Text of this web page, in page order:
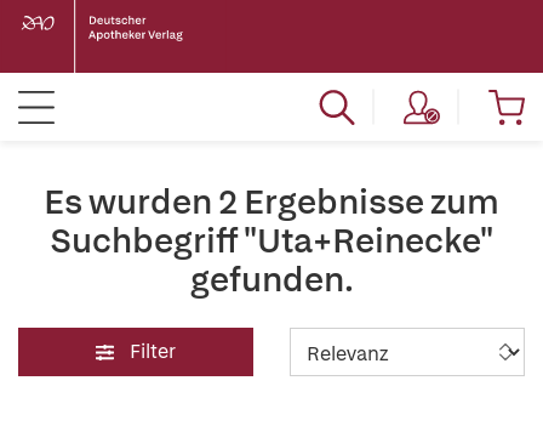
Es wurden 2 Ergebnisse zum
Suchbegriff "Uta+Reinecke"
gefunden.
Filter